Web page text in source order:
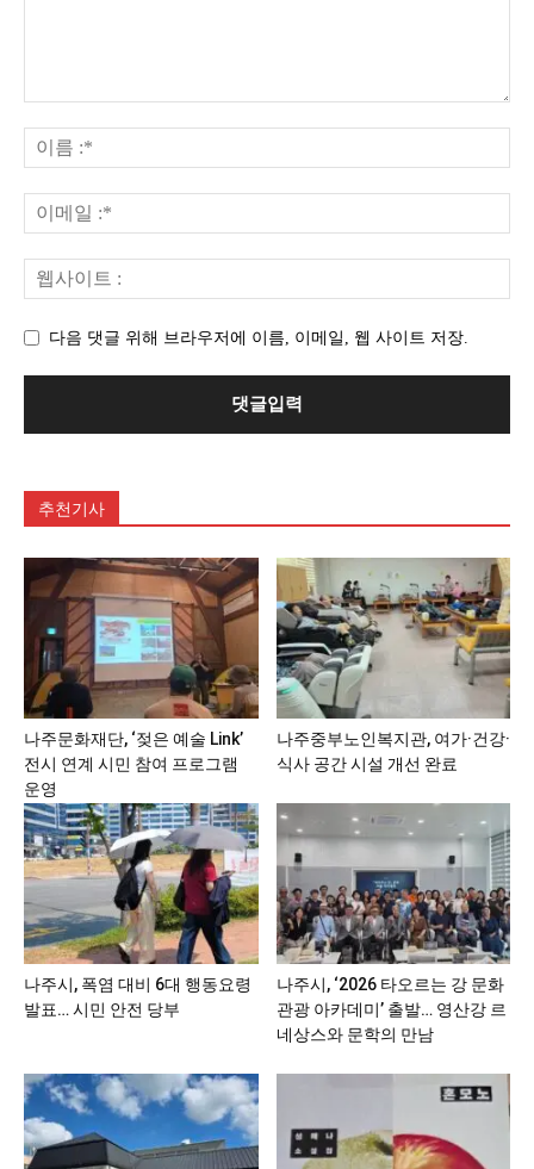
다음 댓글 위해 브라우저에 이름, 이메일, 웹 사이트 저장.
추천기사
나주문화재단, ‘젖은 예술 Link’
전시 연계 시민 참여 프로그램
운영
나주중부노인복지관, 여가·건강·
식사 공간 시설 개선 완료
나주시, 폭염 대비 6대 행동요령
발표… 시민 안전 당부
나주시, ‘2026 타오르는 강 문화
관광 아카데미’ 출발… 영산강 르
네상스와 문학의 만남